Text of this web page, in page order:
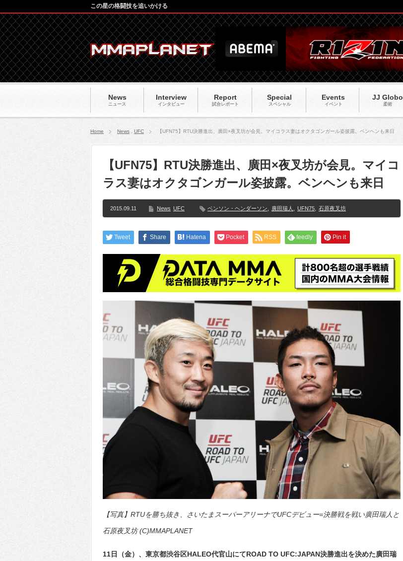
News
ニュース
Interview
インタビュー
Report
試合レポート
Special
スペシャル
Events
イベント
JJ Globo
柔術
この星の格闘技を追いかける
Home News UFC 【UFN75】RTU決勝進出、廣田×夜叉坊が会見。マイコラス妻はオクタゴンガール姿披露。ベンヘンも来日
【UFN75】RTU決勝進出、廣田×夜叉坊が会見。マイコ
ラス妻はオクタゴンガール姿披露。ベンヘンも来日
2015.09.11 News UFC ベンソン・ヘンダーソン 廣田瑞人 UFN75 石原夜叉坊
Tweet Share Hatena Pocket RSS feedly Pin it
【写真】RTUを勝ち抜き、さいたまスーパーアリーナでUFCデビュー=決勝戦を戦い廣田瑞人と
石原夜叉坊 (C)MMAPLANET
11日（金）、東京都渋谷区HALEO代官山にてROAD TO UFC:JAPAN決勝進出を決めた廣田瑞